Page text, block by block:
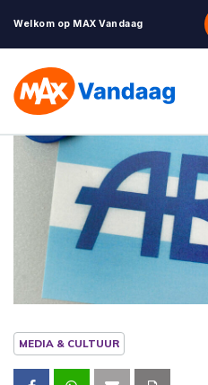
Welkom op MAX Vandaag
MEDIA & CULTUUR